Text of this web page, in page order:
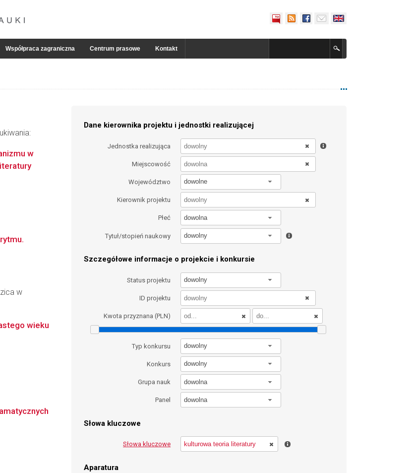
Współpraca zagraniczna Centrum prasowe Kontakt
Dane kierownika projektu i jednostki realizującej
Jednostka realizująca
Miejscowość
Województwo dowolne
Kierownik projektu
Płeć dowolna
Tytuł/stopień naukowy dowolny
Szczegółowe informacje o projekcie i konkursie
Status projektu dowolny
ID projektu
Kwota przyznana (PLN)
Typ konkursu dowolny
Konkurs dowolny
Grupa nauk dowolna
Panel dowolna
Słowa kluczowe
Słowa kluczowe
Aparatura
w
w
wieku